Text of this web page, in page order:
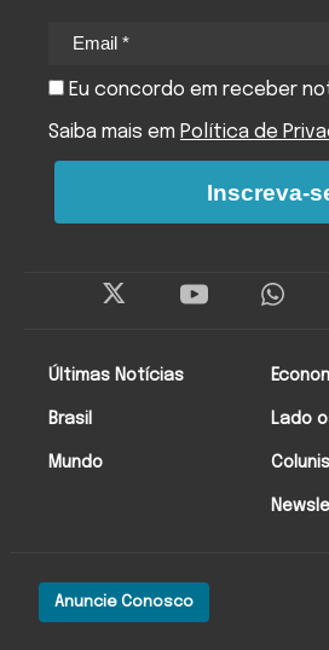
Anuncie Conosco
Últimas Notícias
Brasil
Mundo
Lado
Eu concordo em receber
Saiba mais em Política de
Inscreva-